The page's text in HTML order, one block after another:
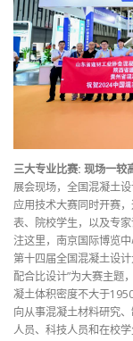
三大专业比赛: 现场一较
展会现场，全国混凝土
应用技术大赛同时开赛
表、院校学生，以及专
注这里，南京国际博览
第十四届全国混凝土设
配合比设计”为大赛主题
凝土体积密度不大于
向从事混凝土材料研究
人员、科技人员和在校学